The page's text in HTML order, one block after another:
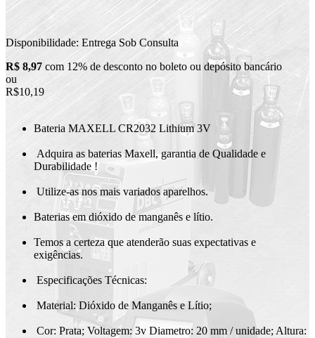
Disponibilidade: Entrega Sob Consulta
R$ 8,97 com 12% de desconto no boleto ou depósito bancário
ou
R$10,19
Bateria MAXELL CR2032 Lithium 3V
Adquira as baterias Maxell, garantia de Qualidade e
Durabilidade !
Utilize-as nos mais variados aparelhos.
Baterias em dióxido de manganês e lítio.
Temos a certeza que atenderão suas expectativas e
exigências.
Especificações Técnicas:
Material: Dióxido de Manganês e Lítio;
Cor: Prata; Voltagem: 3v Diametro: 20 mm / unidade; Altura: